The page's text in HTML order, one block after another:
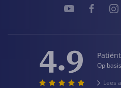
4.9
Op
Lees